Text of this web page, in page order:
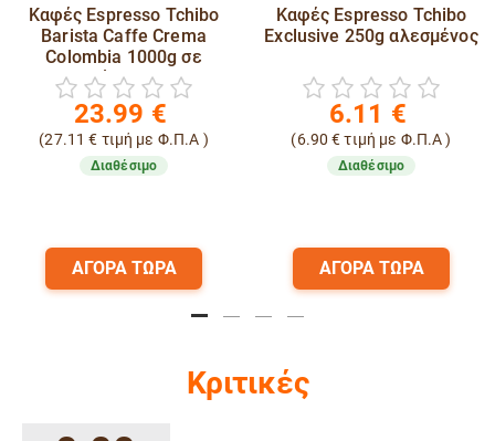
Καφές Espresso Tchibo
Barista Caffe Crema
Colombia 1000g σε
κόκκους
23.99 €
(27.11 € τιμή με Φ.Π.Α )
Διαθέσιμο
ΑΓΟΡΑ ΤΩΡΑ
Καφές Espresso Tchibo
Exclusive 250g αλεσμένος
6.11 €
(6.90 €τιμή με Φ.Π.Α )
Διαθέσιμο
ΑΓΟΡΑ ΤΩΡΑ
Κριτικές